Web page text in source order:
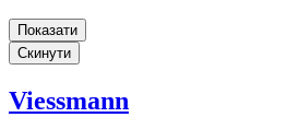
Viessmann